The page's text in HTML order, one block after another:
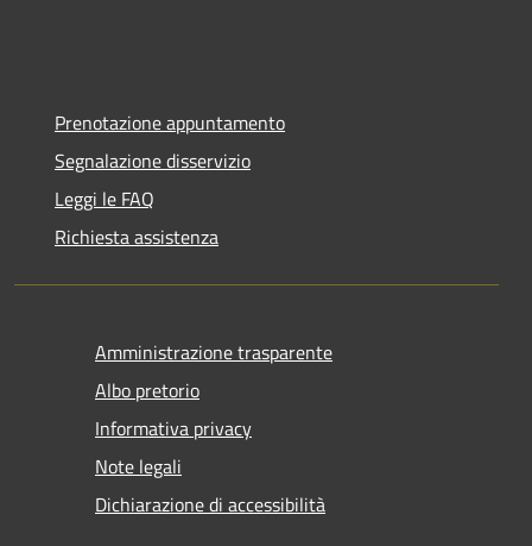
Prenotazione appuntamento
Segnalazione disservizio
Leggi le FAQ
Richiesta assistenza
Amministrazione trasparente
Albo pretorio
Informativa privacy
Note legali
Dichiarazione di accessibilità